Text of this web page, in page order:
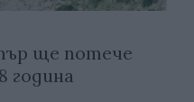
ще потече
година